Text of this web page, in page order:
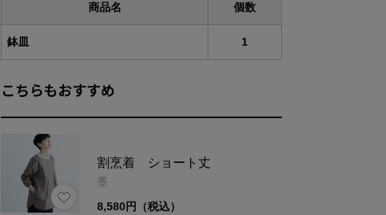
ニューアルについてのお知らせ
商品名 個数
鉢皿 1
こちらもおすすめ
割烹着 ショート丈
墨
8,580円（税込）